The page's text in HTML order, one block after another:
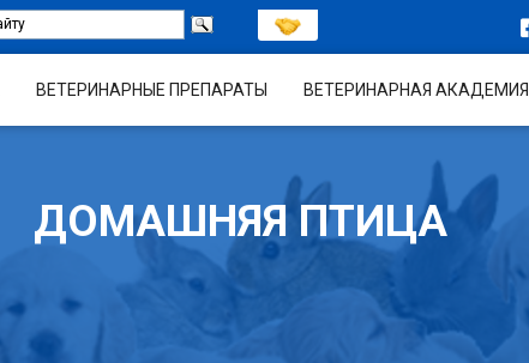
ВЕТЕРИНАРНЫЕ ПРЕПАРАТЫ ВЕТЕРИНАРНАЯ АКАДЕМИЯ
ДОМАШНЯЯ ПТИЦА